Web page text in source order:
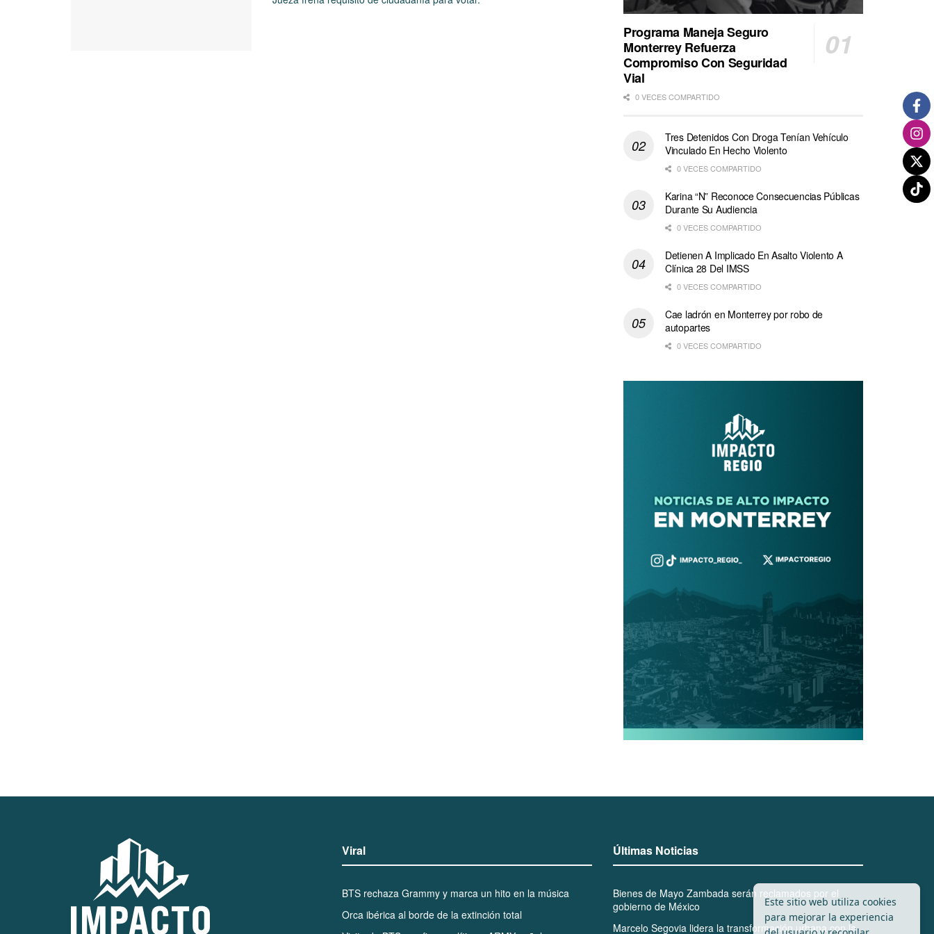
Programa Maneja Seguro
Monterrey Refuerza
Compromiso Con Seguridad
Vial
0 VECES COMPARTIDO
Tres Detenidos Con Droga Tenían Vehículo
Vinculado En Hecho Violento
0 VECES COMPARTIDO
Karina “N” Reconoce Consecuencias Públicas
Durante Su Audiencia
0 VECES COMPARTIDO
Detienen A Implicado En Asalto Violento A
Clínica 28 Del IMSS
0 VECES COMPARTIDO
Cae ladrón en Monterrey por robo de
autopartes
0 VECES COMPARTIDO
Viral
BTS rechaza Grammy y marca un hito en la música
Orca ibérica al borde de la extinción total
Últimas Noticias
Bienes de Mayo Zambada serán reclamados por el
gobierno de México
Marcelo Segovia lidera la transformación urbana con la
Este sitio web utiliza cookies
para mejorar la experiencia